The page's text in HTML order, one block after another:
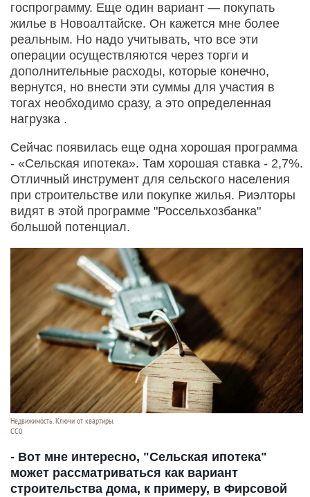
госпрограмму. Еще один вариант — покупать
жилье в Новоалтайске. Он кажется мне более
реальным. Но надо учитывать, что все эти
операции осуществляются через торги и
дополнительные расходы, которые конечно,
вернутся, но внести эти суммы для участия в
тогах необходимо сразу, а это определенная
нагрузка .
Сейчас появилась еще одна хорошая программа
- «Сельская ипотека». Там хорошая ставка - 2,7%.
Отличный инструмент для сельского населения
при строительстве или покупке жилья. Риэлторы
видят в этой программе "Россельхозбанка"
большой потенциал.
Недвижимость. Ключи от квартиры.
СС0
- Вот мне интересно, "Сельская ипотека"
может рассматриваться как вариант
строительства дома, к примеру, в Фирсовой